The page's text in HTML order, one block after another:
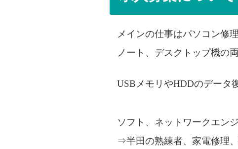
メインの仕事はパソコン修理
ノート、デスクトップ機の
USBメモリやHDDのデータ
ソフト、ネットワークエン
⇒半田の熟練者、家電修理